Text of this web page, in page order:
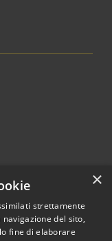
×
strettamente
del sito,
fine di elaborare